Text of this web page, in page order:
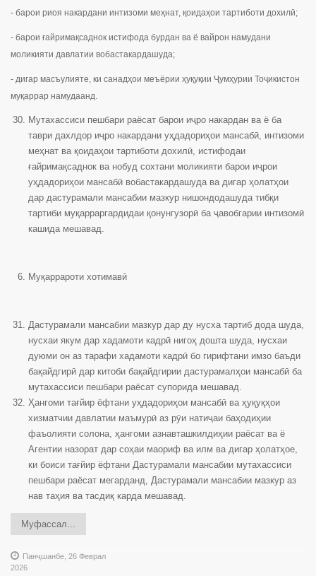
- барои риоя накардани интизоми меҳнат, қоидаҳои тартиботи дохилӣ;
- барои ғайримақсаднок истифода бурдан ва ё вайрон намудани
моликияти давлатии вобастакардашуда;
- дигар масъулияте, ки санадҳои меъёрии ҳуқуқии Ҷумҳурии Тоҷикистон
муқаррар намудаанд.
Мутахассиси пешбари раёсат барои иҷро накардан ва ё ба
таври дахлдор иҷро накардани уҳдадориҳои мансабӣ, интизоми
меҳнат ва қоидаҳои тартиботи дохилӣ, истифодаи
ғайримақсаднок ва нобуд сохтани моликияти барои иҷрои
уҳдадориҳои мансабӣ вобастакардашуда ва дигар ҳолатҳои
дар дастурамали мансабии мазкур нишондодашуда тибқи
тартиби муқарраргардидаи қонунгузорӣ ба ҷавобгарии интизомӣ
кашида мешавад.
Муқаррароти хотимавӣ
Дастурамали мансабии мазкур дар ду нусха тартиб дода шуда,
нусхаи якум дар хадамоти кадрӣ нигоҳ дошта шуда, нусхаи
дуюми он аз тарафи хадамоти кадрӣ бо гирифтани имзо баъди
бақайдгирӣ дар китоби бақайдгирии дастурамалҳои мансабӣ ба
мутахассиси пешбари раёсат супорида мешавад.
Ҳангоми тағйир ёфтани уҳдадориҳои мансабӣ ва ҳуқуқҳои
хизматчии давлатии маъмурӣ аз рӯи натиҷаи баҳодиҳии
фаъолияти солона, ҳангоми азнавташкилдиҳии раёсат ва ё
Агентии назорат дар соҳаи маориф ва илм ва дигар ҳолатҳое,
ки боиси тағйир ёфтани Дастурамали мансабии мутахассиси
пешбари раёсат мегарданд, Дастурамали мансабии мазкур аз
нав таҳия ва тасдиқ карда мешавад.
Муфассал...
Панҷшанбе, 26 Феврал
2026